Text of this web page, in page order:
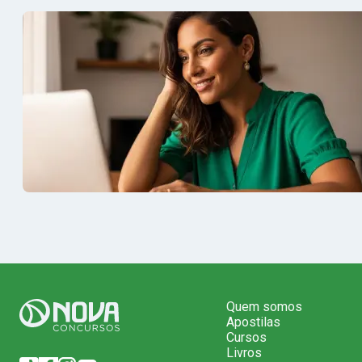
e em seguida veio o resultado,
aprovado com mérito no concurso do
Banrisul.Charles Kelvin Friske -
Aprovado no Banrisul
aprovação
Quem somos
Apostilas
Cursos
Livros